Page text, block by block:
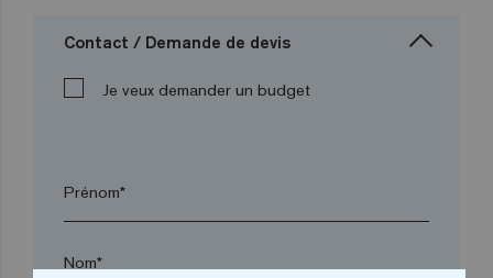
Contact / Demande de devis
Je veux demander un budget
Prénom*
Nom*